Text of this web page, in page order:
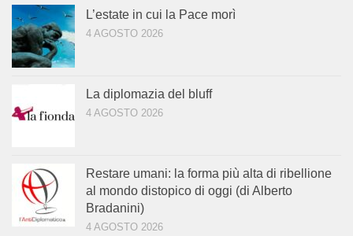
L’estate in cui la Pace morì
4 AGOSTO 2026
La diplomazia del bluff
4 AGOSTO 2026
Restare umani: la forma più alta di ribellione
al mondo distopico di oggi (di Alberto
Bradanini)
4 AGOSTO 2026